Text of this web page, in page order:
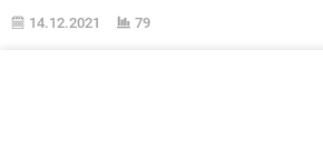
oyun severlerin ...
14.12.2021 79